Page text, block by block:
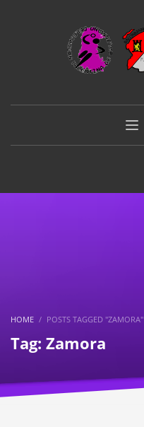
HOME POSTS TAGGED "ZAMORA"
Tag: Zamora